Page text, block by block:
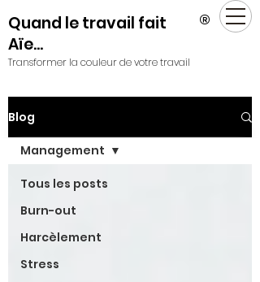
Quand le travail fait
Aïe...
Transformer la couleur de votre travail
®
Blog
Tous les posts
Burn-out
Harcèlement
Stress
Management